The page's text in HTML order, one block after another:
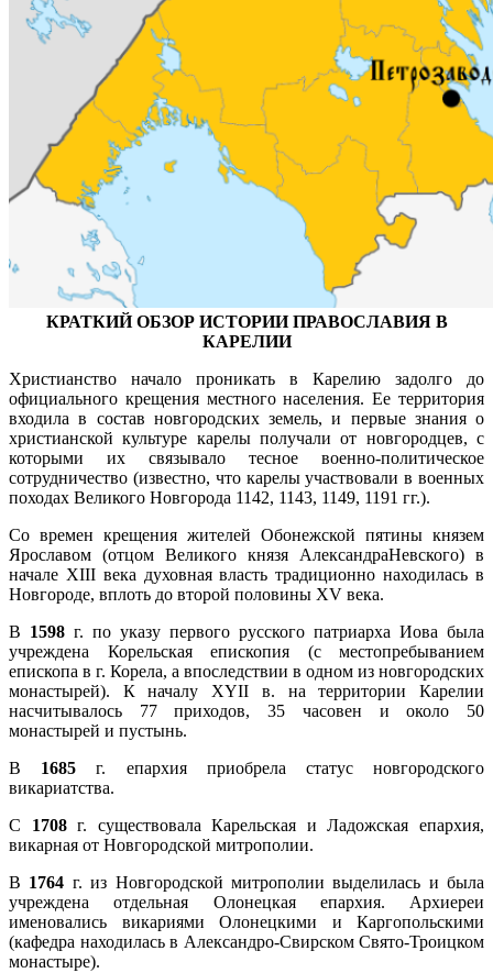
КРАТКИЙ ОБЗОР ИСТОРИИ ПРАВОСЛАВИЯ В
КАРЕЛИИ
Христианство начало проникать в Карелию задолго до
официального крещения местного населения. Ее территория
входила в состав новгородских земель, и первые знания о
христианской культуре карелы получали от новгородцев, с
которыми их связывало тесное военно-политическое
сотрудничество (известно, что карелы участвовали в военных
походах Великого Новгорода 1142, 1143, 1149, 1191 гг.).
Со времен крещения жителей Обонежской пятины князем
Ярославом (отцом Великого князя АлександраНевского) в
начале XIII века духовная власть традиционно находилась в
Новгороде, вплоть до второй половины XV века.
В 1598 г. по указу первого русского патриарха Иова была
учреждена Корельская епископия (с местопребыванием
епископа в г. Корела, а впоследствии в одном из новгородских
монастырей). К началу XYII в. на территории Карелии
насчитывалось 77 приходов, 35 часовен и около 50
монастырей и пустынь.
В 1685 г. епархия приобрела статус новгородского
викариатства.
С 1708г. существовала Карельская и Ладожская епархия,
викарная от Новгородской митрополии.
В 1764 г. из Новгородской митрополии выделилась и была
учреждена отдельная Олонецкая епархия. Архиереи
именовались викариями Олонецкими и Каргопольскими
(кафедра находилась в Александро-Свирском Свято-Троицком
монастыре).